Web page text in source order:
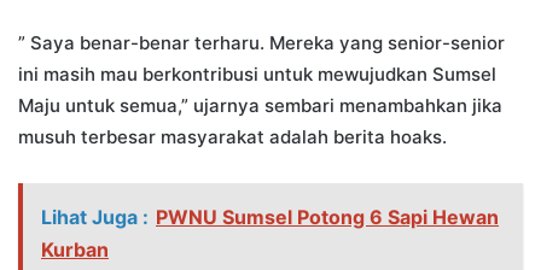
” Saya benar-benar terharu. Mereka yang senior-senior
ini masih mau berkontribusi untuk mewujudkan Sumsel
Maju untuk semua,” ujarnya sembari menambahkan jika
musuh terbesar masyarakat adalah berita hoaks.
Lihat Juga : PWNU Sumsel Potong 6 Sapi Hewan
Kurban